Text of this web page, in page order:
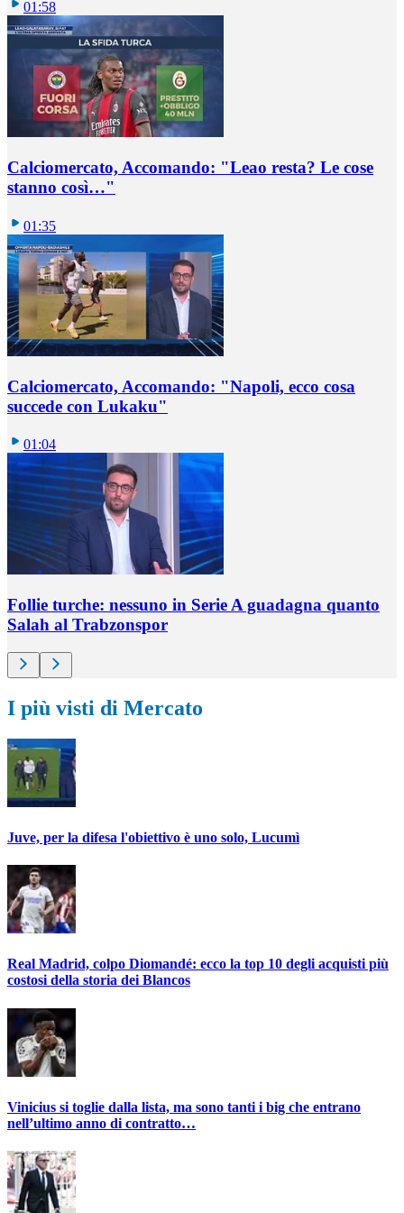
01:58
Calciomercato, Accomando: "Leao resta? Le cose
stanno così…"
01:35
Calciomercato, Accomando: "Napoli, ecco cosa
succede con Lukaku"
01:04
Follie turche: nessuno in Serie A guadagna quanto
Salah al Trabzonspor
I più visti di Mercato
Juve, per la difesa l'obiettivo è uno solo, Lucumì
Real Madrid, colpo Diomandé: ecco la top 10 degli acquisti più
costosi della storia dei Blancos
Vinicius si toglie dalla lista, ma sono tanti i big che entrano
nell’ultimo anno di contratto…